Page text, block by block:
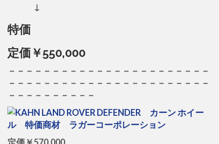
↓
特価
定価￥550,000
－－－－－－－－－－－－－－－－－－－－－－－
－－－－－－－－－－－－－－－－－－－－－－－
－－－－－－－－－－